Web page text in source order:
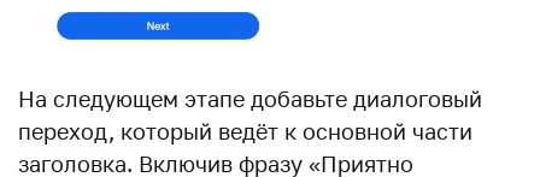
На следующем этапе добавьте диалоговый
переход, который ведёт к основной части
заголовка. Включив фразу «Приятно